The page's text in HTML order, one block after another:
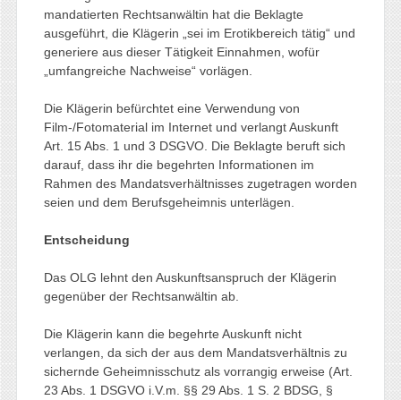
mandatierten Rechtsanwältin hat die Beklagte
ausgeführt, die Klägerin „sei im Erotikbereich tätig“ und
generiere aus dieser Tätigkeit Einnahmen, wofür
„umfangreiche Nachweise“ vorlägen.
Die Klägerin befürchtet eine Verwendung von
Film-/Fotomaterial im Internet und verlangt Auskunft
Art. 15 Abs. 1 und 3 DSGVO. Die Beklagte beruft sich
darauf, dass ihr die begehrten Informationen im
Rahmen des Mandatsverhältnisses zugetragen worden
seien und dem Berufsgeheimnis unterlägen.
Entscheidung
Das OLG lehnt den Auskunftsanspruch der Klägerin
gegenüber der Rechtsanwältin ab.
Die Klägerin kann die begehrte Auskunft nicht
verlangen, da sich der aus dem Mandatsverhältnis zu
sichernde Geheimnisschutz als vorrangig erweise (Art.
23 Abs. 1 DSGVO i.V.m. §§ 29 Abs. 1 S. 2 BDSG, §